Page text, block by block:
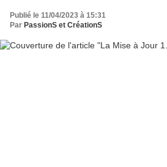
Publié le 11/04/2023 à 15:31
Par PassionS et CréationS